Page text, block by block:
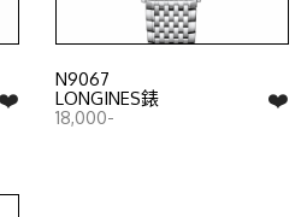
❤️
N9067
❤️
LONGINES錶
18,000-